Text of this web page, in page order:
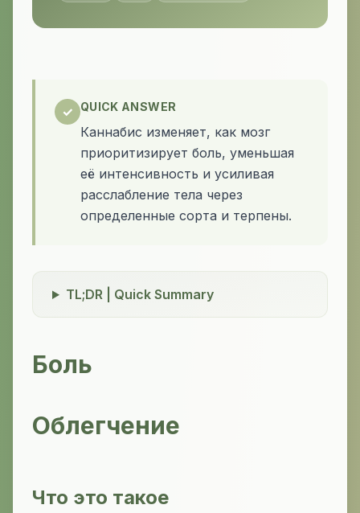
✓ QUICK ANSWER
Каннабис изменяет, как мозг
приоритизирует боль, уменьшая
её интенсивность и усиливая
расслабление тела через
определенные сорта и терпены.
TL;DR | Quick Summary
Боль
Облегчение
Что это такое